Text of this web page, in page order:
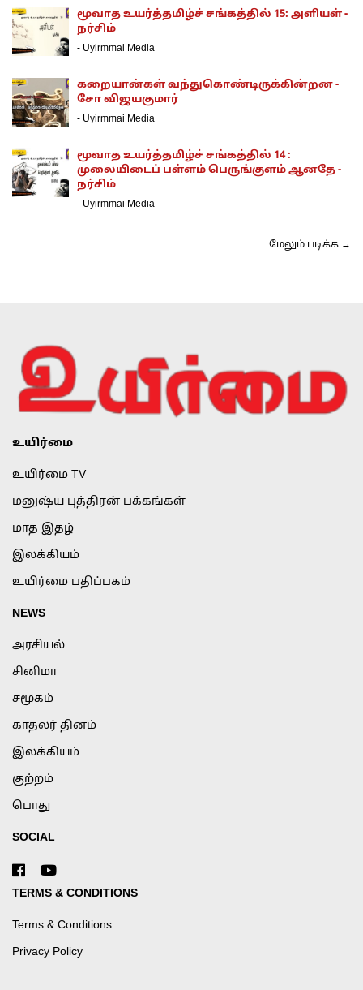
மூவாத உயர்த்தமிழ்ச் சங்கத்தில் 15: அளியள் -
நர்சிம்
- Uyirmmai Media
கறையான்கள் வந்துகொண்டிருக்கின்றன -
சோ விஜயகுமார்
- Uyirmmai Media
மூவாத உயர்த்தமிழ்ச் சங்கத்தில் 14 :
முலையிடைப் பள்ளம் பெருங்குளம் ஆனதே -
நர்சிம்
- Uyirmmai Media
மேலும் படிக்க →
உயிர்மை
உயிர்மை TV
மனுஷ்ய புத்திரன் பக்கங்கள்
மாத இதழ்
இலக்கியம்
உயிர்மை பதிப்பகம்
NEWS
அரசியல்
சினிமா
சமூகம்
காதலர் தினம்
இலக்கியம்
குற்றம்
பொது
SOCIAL
TERMS & CONDITIONS
Terms & Conditions
Privacy Policy